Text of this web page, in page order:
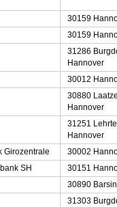
30159
30159
31286
Hannover
30012
30880
Hannover
31251
Hannover
Girozentrale
30002
SH
30151
30890
31303